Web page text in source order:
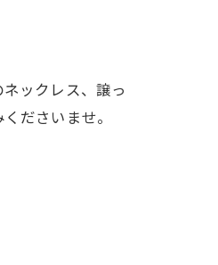
ックレス、譲っ
ださいませ。